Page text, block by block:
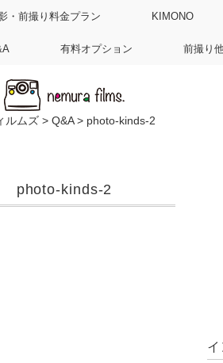
・前撮り料金プラン KIMONO
有料オプション 前撮り
ルムズ > Q&A> photo-kinds-2
photo-kinds-2